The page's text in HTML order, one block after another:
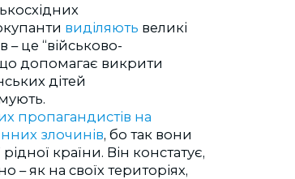
виділяють великі
– це “військово-
що допомагає викрити
дітей
пропагандистів на
злочинів, бо так вони
країни. Він констатує,
як на своїх територіях,